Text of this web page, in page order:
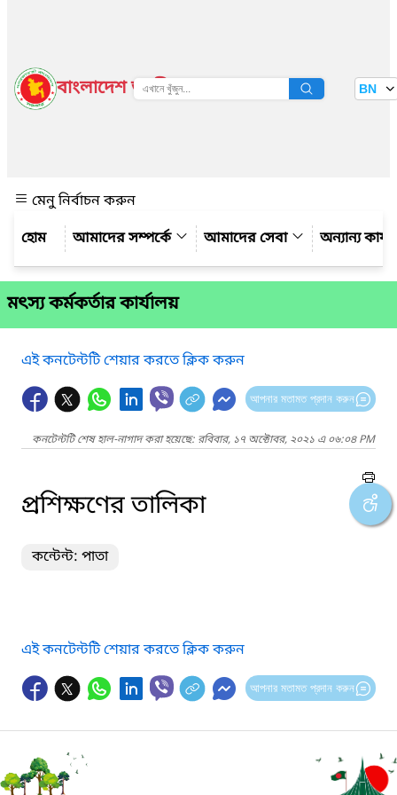
বাংলাদেশ জাতীয় তথ্য বাতায়ন BN
মেনু নির্বাচন করুন
আমাদের সম্পর্কে
আমাদের সেবা অন্যান্য
মৎস্য কর্মকর্তার কার্যালয়
এই কনটেন্টটি শেয়ার করতে ক্লিক করুন
আপনার মতামত প্রদান করুন
কনটেন্টটি শেষ হাল-নাগাদ করা হয়েছে: রবিবার, ১৭ অক্টোবর, ২০২১ এ ০৬:০৪ PM
প্রশিক্ষণের তালিকা
কন্টেন্ট: পাতা
এই কনটেন্টটি শেয়ার করতে ক্লিক করুন
আপনার মতামত প্রদান করুন